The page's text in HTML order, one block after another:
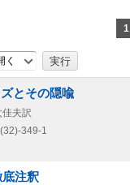
1
く
とその隠喩
夫訳
349-1
底注釈